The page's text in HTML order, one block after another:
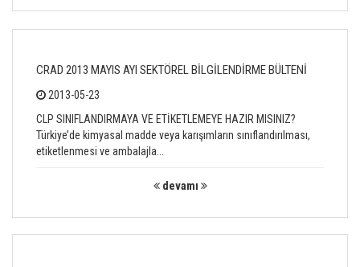
CRAD 2013 MAYIS AYI SEKTÖREL BİLGİLENDİRME BÜLTENİ
2013-05-23
CLP SINIFLANDIRMAYA VE ETİKETLEMEYE HAZIR MISINIZ?
Türkiye’de kimyasal madde veya karışımların sınıflandırılması,
etiketlenmesi ve ambalajla...
devamı